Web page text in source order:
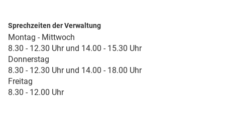
Sprechzeiten der Verwaltung
Montag - Mittwoch
8.30 - 12.30 Uhr und 14.00 - 15.30 Uhr
Donnerstag
8.30 - 12.30 Uhr und 14.00 - 18.00 Uhr
Freitag
8.30 - 12.00 Uhr